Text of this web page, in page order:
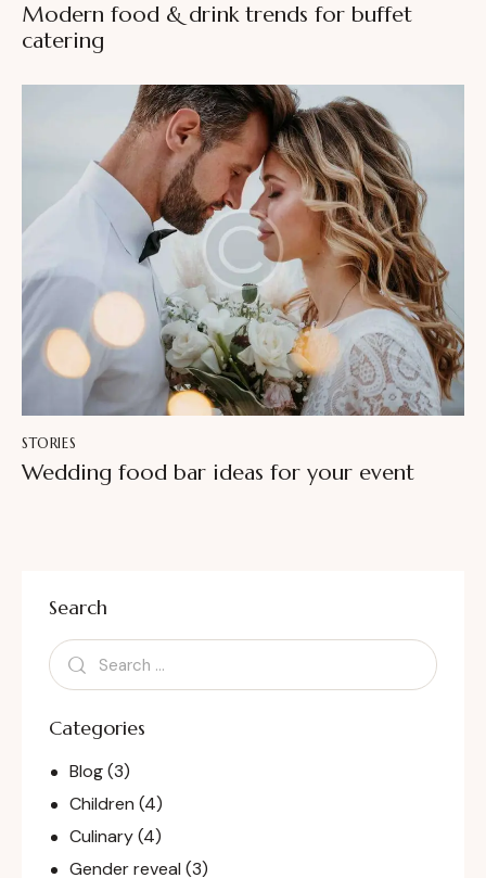
Modern food & drink trends for buffet
catering
STORIES
Wedding food bar ideas for your event
Search
Categories
Blog(3)
Children (4)
Culinary(4)
Gender reveal (3)